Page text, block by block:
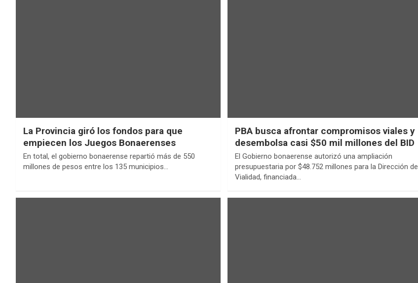
La Provincia giró los fondos para que
empiecen los Juegos Bonaerenses
En total, el gobierno bonaerense repartió más de 550
millones de pesos entre los 135 municipios…
PBA busca afrontar compromisos viales y
desembolsa casi $50 mil millones del BID
El Gobierno bonaerense autorizó una ampliación
presupuestaria por $48.752 millones para la Dirección de
Vialidad, financiada…